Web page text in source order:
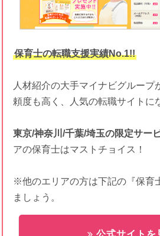
保育士の転職支援実績No.1!!
人材紹介の大手マイナビグループ
頼度も高く、人気の転職サイトに
東京/神奈川/千葉/埼玉の限定サー
アの保育士はマストチョイス！
※他のエリアの方は下記の『保育
ましょう。
公式サイトを